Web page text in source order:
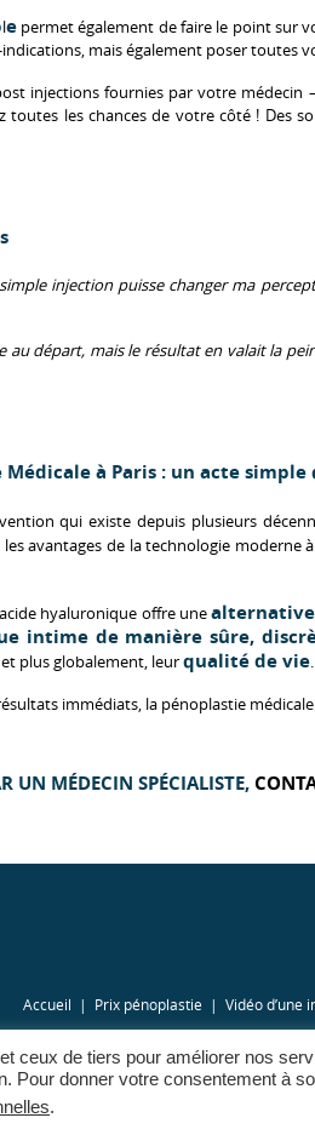
lepermet également de faire le point sur
mais également poser toutes
injections fournies par votre médecin
toutes les chances de votre côté ! Des
simple injection puisse changer ma
départ, mais le résultat en valait la
Médicale à Paris : un acte
qui existe depuis plusieurs
avantages de la technologie moderne
hyaluronique offre une
intime de manière sûre,
et plus globalement, leurqualité de vie.
immédiats, la pénoplastie
UN MÉDECIN SPÉCIALISTE,
Accueil Prix pénoplastie Vidéo d’une
ceux de tiers pour améliorer nos
Pour donner votre consentement à
.